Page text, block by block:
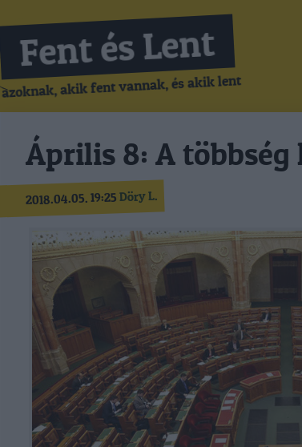
Fent és Lent
azoknak, akik fent vannak, és akik lent
Április 8: A többség
2018.04.05. 19:25Döry L.